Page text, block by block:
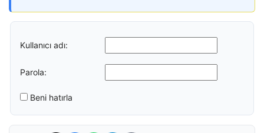
Kullanıcı adı:
Parola:
Beni hatırla